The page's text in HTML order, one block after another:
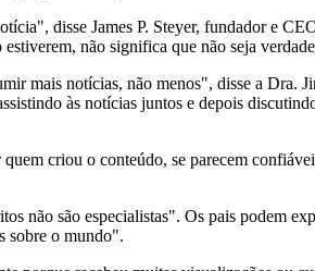
disse James P. Steyer, fundador e
não significa que não seja
mais notícias, não menos", disse a Dra.
às notícias juntos e depois
criou o conteúdo, se parecem
não são especialistas". Os pais podem
sobre o mundo".